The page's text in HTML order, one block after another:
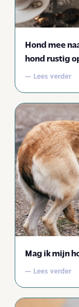
Hond mee
hond rustig
— Lees verder
Mag ik mijn
— Lees verder